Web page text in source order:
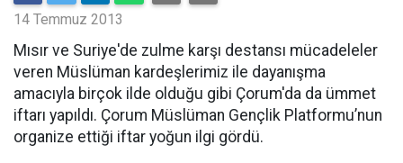
14 Temmuz 2013
Mısır ve Suriye'de zulme karşı destansı mücadeleler
veren Müslüman kardeşlerimiz ile dayanışma
amacıyla birçok ilde olduğu gibi Çorum'da da ümmet
iftarı yapıldı. Çorum Müslüman Gençlik Platformu’nun
organize ettiği iftar yoğun ilgi gördü.